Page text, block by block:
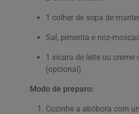
1 colher de sopa de
Sal, pimenta e noz-
1 xícara de leite ou creme
(opcional)
Modo de preparo:
Cozinhe a abóbora com